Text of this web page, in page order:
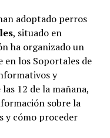
adoptado perros
, situado en
ha organizado un
en los Soportales de
y
12 de la mañana,
sobre la
y cómo proceder